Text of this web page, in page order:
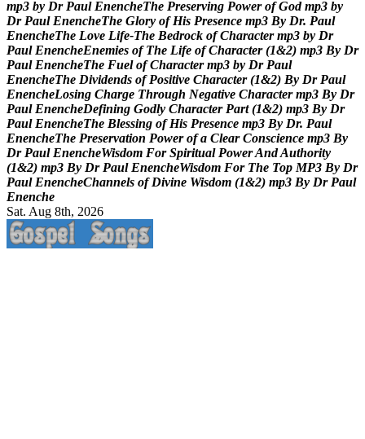
mp3 by Dr Paul EnencheThe Preserving Power of God mp3 by
Dr Paul EnencheThe Glory of His Presence mp3 By Dr. Paul
EnencheThe Love Life-The Bedrock of Character mp3 by Dr
Paul EnencheEnemies of The Life of Character (1&2) mp3 By Dr
Paul EnencheThe Fuel of Character mp3 by Dr Paul
EnencheThe Dividends of Positive Character (1&2) By Dr Paul
EnencheLosing Charge Through Negative Character mp3 By Dr
Paul EnencheDefining Godly Character Part (1&2) mp3 By Dr
Paul EnencheThe Blessing of His Presence mp3 By Dr. Paul
EnencheThe Preservation Power of a Clear Conscience mp3 By
Dr Paul EnencheWisdom For Spiritual PowerAndAuthority
(1&2) mp3 By Dr Paul EnencheWisdom For The Top MP3 By Dr
Paul EnencheChannels of Divine Wisdom (1&2) mp3 By Dr Paul
Enenche
Sat. Aug 8th, 2026